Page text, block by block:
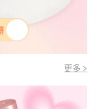
更多 >